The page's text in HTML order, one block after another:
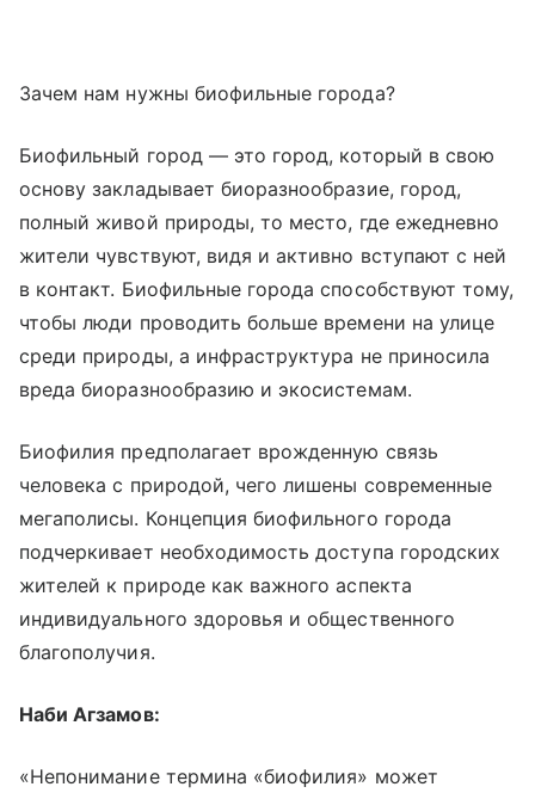
Зачем нам нужны биофильные города?
Биофильный город — это город, который в свою
основу закладывает биоразнообразие, город,
полный живой природы, то место, где ежедневно
жители чувствуют, видя и активно вступают с ней
в контакт. Биофильные города способствуют тому,
чтобы люди проводить больше времени на улице
среди природы, а инфраструктура не приносила
вреда биоразнообразию и экосистемам.
Биофилия предполагает врожденную связь
человека с природой, чего лишены современные
мегаполисы. Концепция биофильного города
подчеркивает необходимость доступа городских
жителей к природе как важного аспекта
индивидуального здоровья и общественного
благополучия.
Наби Агзамов:
«Непонимание термина «биофилия» может